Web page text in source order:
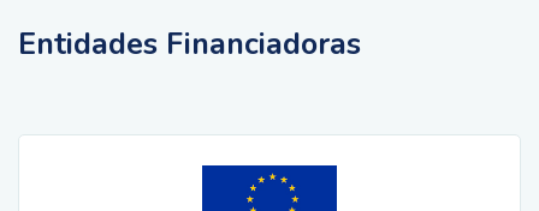
Entidades Financiadoras